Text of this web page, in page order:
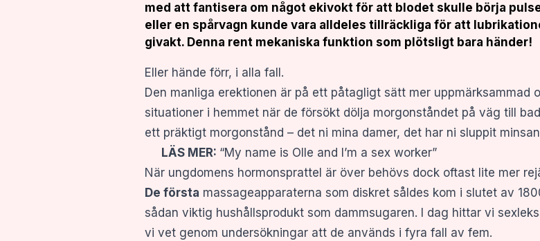
med att fantisera om något ekivokt för att blodet skulle börja
eller en spårvagn kunde vara alldeles tillräckliga för att
givakt. Denna rent mekaniska funktion som plötsligt bara händer!
Eller hände förr, i alla fall.
Den manliga erektionen är på ett påtagligt sätt mer uppmärksammad
situationer i hemmet när de försökt dölja morgonståndet på väg till
ett präktigt morgonstånd – det ni mina damer, det har ni sluppit
LÄS MER: “My name is Olle and I’m a sex worker”
När ungdomens hormonsprattel är över behövs dock oftast lite mer
De första massageapparaterna som diskret såldes kom i slutet av
sådan viktig hushållsprodukt som dammsugaren. I dag hittar vi
vi vet genom undersökningar att de används i fyra fall av fem.